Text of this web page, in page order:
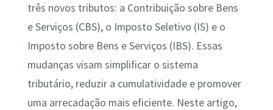
três novos tributos: a Contribuição sobre Bens
e Serviços (CBS), o Imposto Seletivo (IS) e o
Imposto sobre Bens e Serviços (IBS). Essas
mudanças visam simplificar o sistema
tributário, reduzir a cumulatividade e promover
uma arrecadação mais eficiente. Neste artigo,